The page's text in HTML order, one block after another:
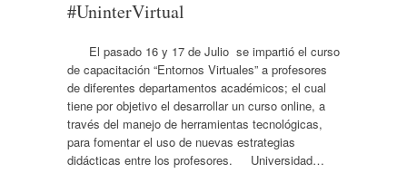
#UninterVirtual
El pasado 16 y 17 de Julio se impartió el curso
de capacitación “Entornos Virtuales” a profesores
de diferentes departamentos académicos; el cual
tiene por objetivo el desarrollar un curso online, a
través del manejo de herramientas tecnológicas,
para fomentar el uso de nuevas estrategias
didácticas entre los profesores. Universidad…